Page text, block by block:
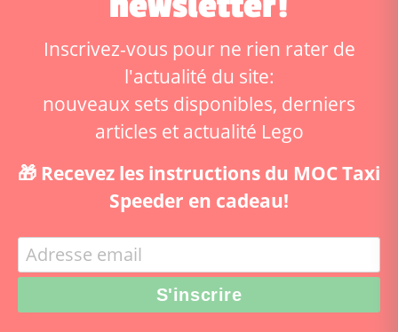
Inscrivez-vous pour ne rien rater de
l'actualité du site:
nouveaux sets disponibles, derniers
articles et actualité Lego
🎁 Recevez les instructions du MOC Taxi
Speeder en cadeau!